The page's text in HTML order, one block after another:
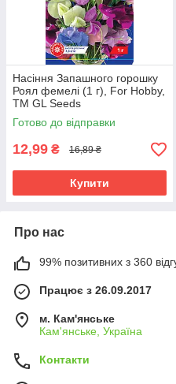
Насіння Запашного горошку
Роял фемелі (1 г), For Hobby,
TM GL Seeds
Готово до відправки
12,99 ₴ 16,89 ₴
Купити
Про нас
99% позитивних з 360
Працює з 26.09.2017
м. Кам'янське
Кам'янське, Україна
Контакти